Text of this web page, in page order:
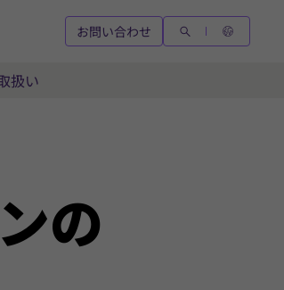
お問い合わせ
扱い
の